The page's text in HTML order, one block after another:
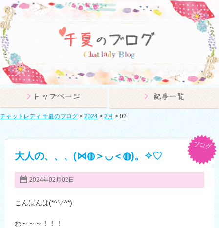
チャットレディ 千夏のブログ > 2024 > 2月 > 02
大人の、、、(⋈◍＞◡＜◍)。✧♡
2024年02月02日
ブログ
こんばんは(*^▽^*)
わ～～～！！！